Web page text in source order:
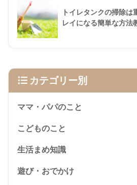
トイレタンクの掃除は
レイになる簡単な方法
カテゴリー別
ママ・パパのこと
こどものこと
生活まめ知識
遊び・おでかけ